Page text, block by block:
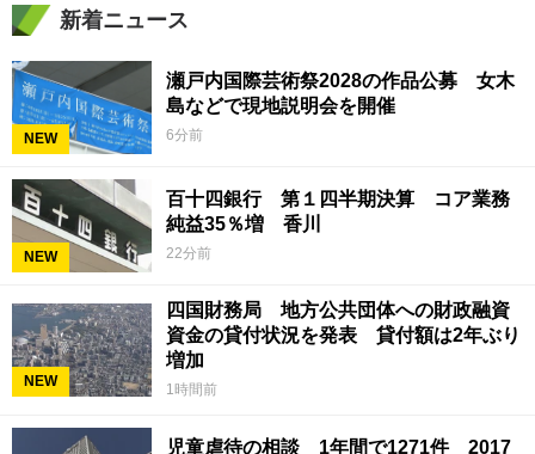
新着ニュース
NEW
瀬戸内国際芸術祭2028の作品公募 女木
島などで現地説明会を開催
6分前
NEW
百十四銀行 第１四半期決算 コア業務
純益35％増 香川
22分前
NEW
四国財務局 地方公共団体への財政融資
資金の貸付状況を発表 貸付額は2年ぶり
増加
1時間前
児童虐待の相談 1年間で1271件 2017